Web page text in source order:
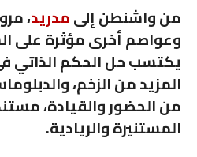
من واشنطن إلىمدريد،
وعواصم أخرى مؤثرة على
يكتسب حل الحكم الذاتي
المزيد من الزخم،
من الحضور والقيادة،
المستنيرة والريادية.